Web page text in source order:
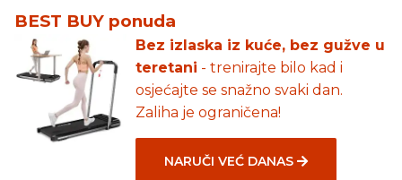
BEST BUY ponuda
Bez izlaska iz kuće, bez gužve u
teretani - trenirajte bilo kad i
osjećajte se snažno svaki dan.
Zaliha je ograničena!
NARUČI VEĆ DANAS